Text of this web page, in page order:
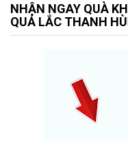
NHẬN NGAY QUÀ
QUẢ LẮC THANH